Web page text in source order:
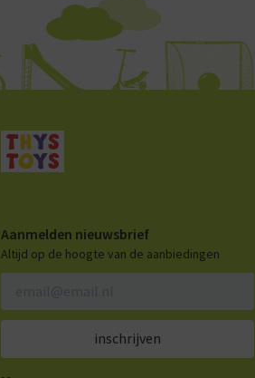
Aanmelden nieuwsbrief
Altijd op de hoogte van de aanbiedingen
inschrijven